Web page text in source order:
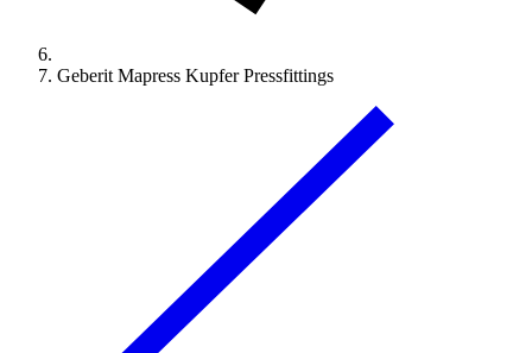
Geberit Mapress Kupfer Pressfittings